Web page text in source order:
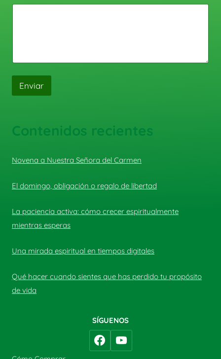
Enviar
Contenidos recientes
Novena a Nuestra Señora del Carmen
El domingo, obligación o regalo de libertad
La paciencia activa: cómo crecer espiritualmente
mientras esperas
Una mirada espiritual en tiempos digitales
Qué hacer cuando sientes que has perdido tu propósito
de vida
SÍGUENOS